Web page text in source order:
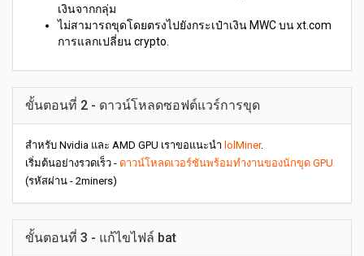
เงินจากกลุ่ม
ไม่สามารถขุดโดยตรงไปยังกระเป๋าเงิน MWC บน xt.com
การแลกเปลี่ยน crypto.
ขั้นตอนที่ 2 - ดาวน์โหลดซอฟต์แวร์การขุด
สำหรับ Nvidia และ AMD GPU เราขอแนะนำ lolMiner.
เริ่มต้นอย่างรวดเร็ว - ดาวน์โหลดเวอร์ชันพร้อมทำงานของนักขุด GPU
(รหัสผ่าน - 2miners)
ขั้นตอนที่ 3 - แก้ไขไฟล์ bat